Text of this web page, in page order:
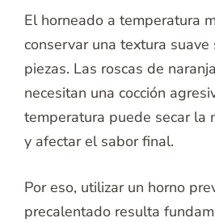
El horneado a temperatura
conservar una textura suave
piezas. Las roscas de
necesitan una cocción
temperatura puede secar la
y afectar el sabor final.
Por eso, utilizar un horno
precalentado resulta